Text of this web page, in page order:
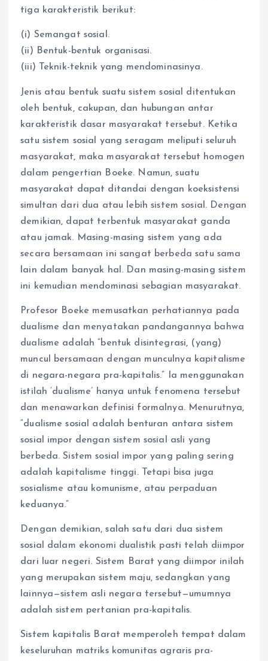
tiga karakteristik berikut:
(i) Semangat sosial.
(ii) Bentuk-bentuk organisasi.
(iii) Teknik-teknik yang mendominasinya.
Jenis atau bentuk suatu sistem sosial ditentukan
oleh bentuk, cakupan, dan hubungan antar
karakteristik dasar masyarakat tersebut. Ketika
satu sistem sosial yang seragam meliputi seluruh
masyarakat, maka masyarakat tersebut homogen
dalam pengertian Boeke. Namun, suatu
masyarakat dapat ditandai dengan koeksistensi
simultan dari dua atau lebih sistem sosial. Dengan
demikian, dapat terbentuk masyarakat ganda
atau jamak. Masing-masing sistem yang ada
secara bersamaan ini sangat berbeda satu sama
lain dalam banyak hal. Dan masing-masing sistem
ini kemudian mendominasi sebagian masyarakat.
Profesor Boeke memusatkan perhatiannya pada
dualisme dan menyatakan pandangannya bahwa
dualisme adalah “bentuk disintegrasi, (yang)
muncul bersamaan dengan munculnya kapitalisme
di negara-negara pra-kapitalis.” Ia menggunakan
istilah ‘dualisme’ hanya untuk fenomena tersebut
dan menawarkan definisi formalnya. Menurutnya,
“dualisme sosial adalah benturan antara sistem
sosial impor dengan sistem sosial asli yang
berbeda. Sistem sosial impor yang paling sering
adalah kapitalisme tinggi. Tetapi bisa juga
sosialisme atau komunisme, atau perpaduan
keduanya.”
Dengan demikian, salah satu dari dua sistem
sosial dalam ekonomi dualistik pasti telah diimpor
dari luar negeri. Sistem Barat yang diimpor inilah
yang merupakan sistem maju, sedangkan yang
lainnya—sistem asli negara tersebut—umumnya
adalah sistem pertanian pra-kapitalis.
Sistem kapitalis Barat memperoleh tempat dalam
keseluruhan matriks komunitas agraris pra-